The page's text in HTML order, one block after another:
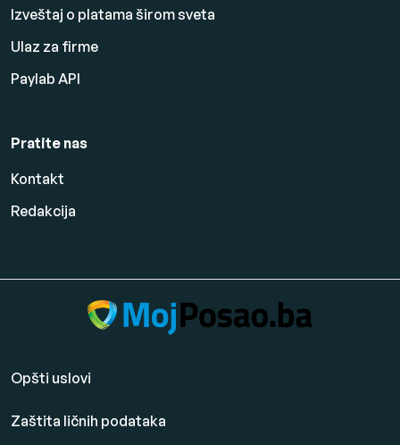
Izveštaj o platama širom sveta
Ulaz za firme
Paylab API
Pratite nas
Kontakt
Redakcija
Opšti uslovi
Zaštita ličnih podataka